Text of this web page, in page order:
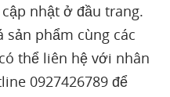
nhật ở đầu trang.
sản phẩm cùng các
thể liên hệ với nhân
0927426789 để